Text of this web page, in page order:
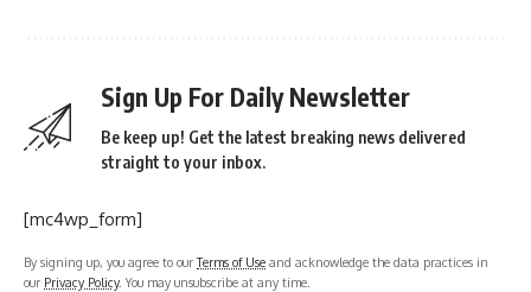
Sign Up For Daily Newsletter
Be keep up! Get the latest breaking news delivered
straight to your inbox.
[mc4wp_form]
By signing up, you agree to ourTerms of Use and acknowledge the data practices in
our Privacy Policy. You may unsubscribe at any time.